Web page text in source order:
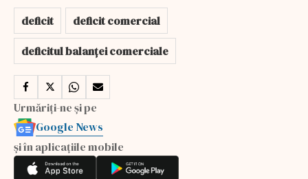
deficit
deficit comercial
deficitul balanței comerciale
Urmăriți-ne și pe
Google News
și în aplicațiile mobile